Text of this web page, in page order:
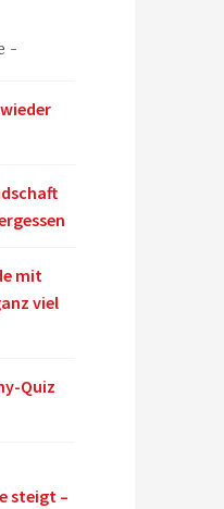
mit
viel
Quiz
steigt –